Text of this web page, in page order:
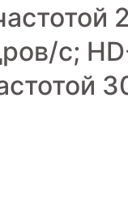
приставки
с;